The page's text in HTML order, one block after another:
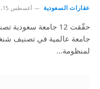
عقارات السعودية أغسطس 15, 2024
لمنظومة…